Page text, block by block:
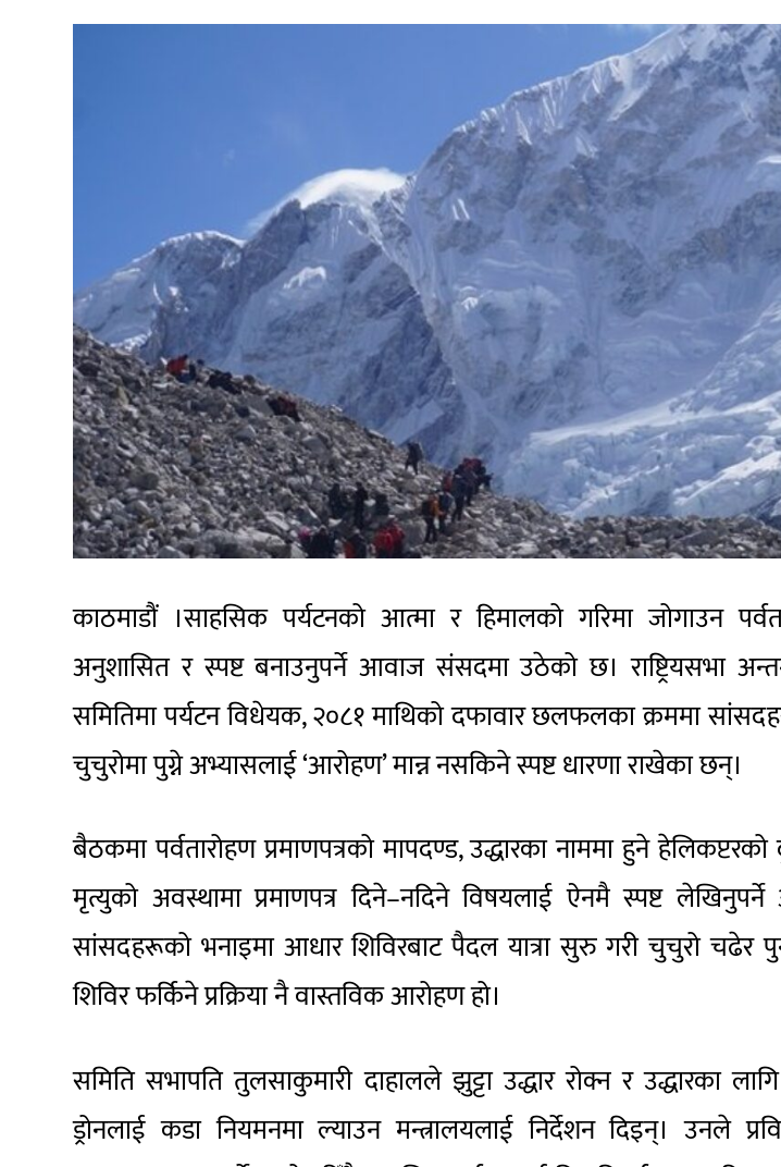
काठमाडौं ।साहसिक पर्यटनको आत्मा र हिमालको गरिमा जोगाउन
अनुशासित र स्पष्ट बनाउनुपर्ने आवाज संसदमा उठेको छ। राष्ट्रियसभा
समितिमा पर्यटन विधेयक, २०८१ माथिको दफावार छलफलका क्रममा
चुचुरोमा पुग्ने अभ्यासलाई ‘आरोहण’ मान्न नसकिने स्पष्ट धारणा राखेका छन्।
बैठकमा पर्वतारोहण प्रमाणपत्रको मापदण्ड, उद्धारका नाममा हुने
मृत्युको अवस्थामा प्रमाणपत्र दिने–नदिने विषयलाई ऐनमै स्पष्ट
सांसदहरूको भनाइमा आधार शिविरबाट पैदल यात्रा सुरु गरी चुचुरो चढेर
शिविर फर्किने प्रक्रिया नै वास्तविक आरोहण हो।
समिति सभापति तुलसाकुमारी दाहालले झुट्टा उद्धार रोक्न र उद्धारका
ड्रोनलाई कडा नियमनमा ल्याउन मन्त्रालयलाई निर्देशन दिइन्। उनले